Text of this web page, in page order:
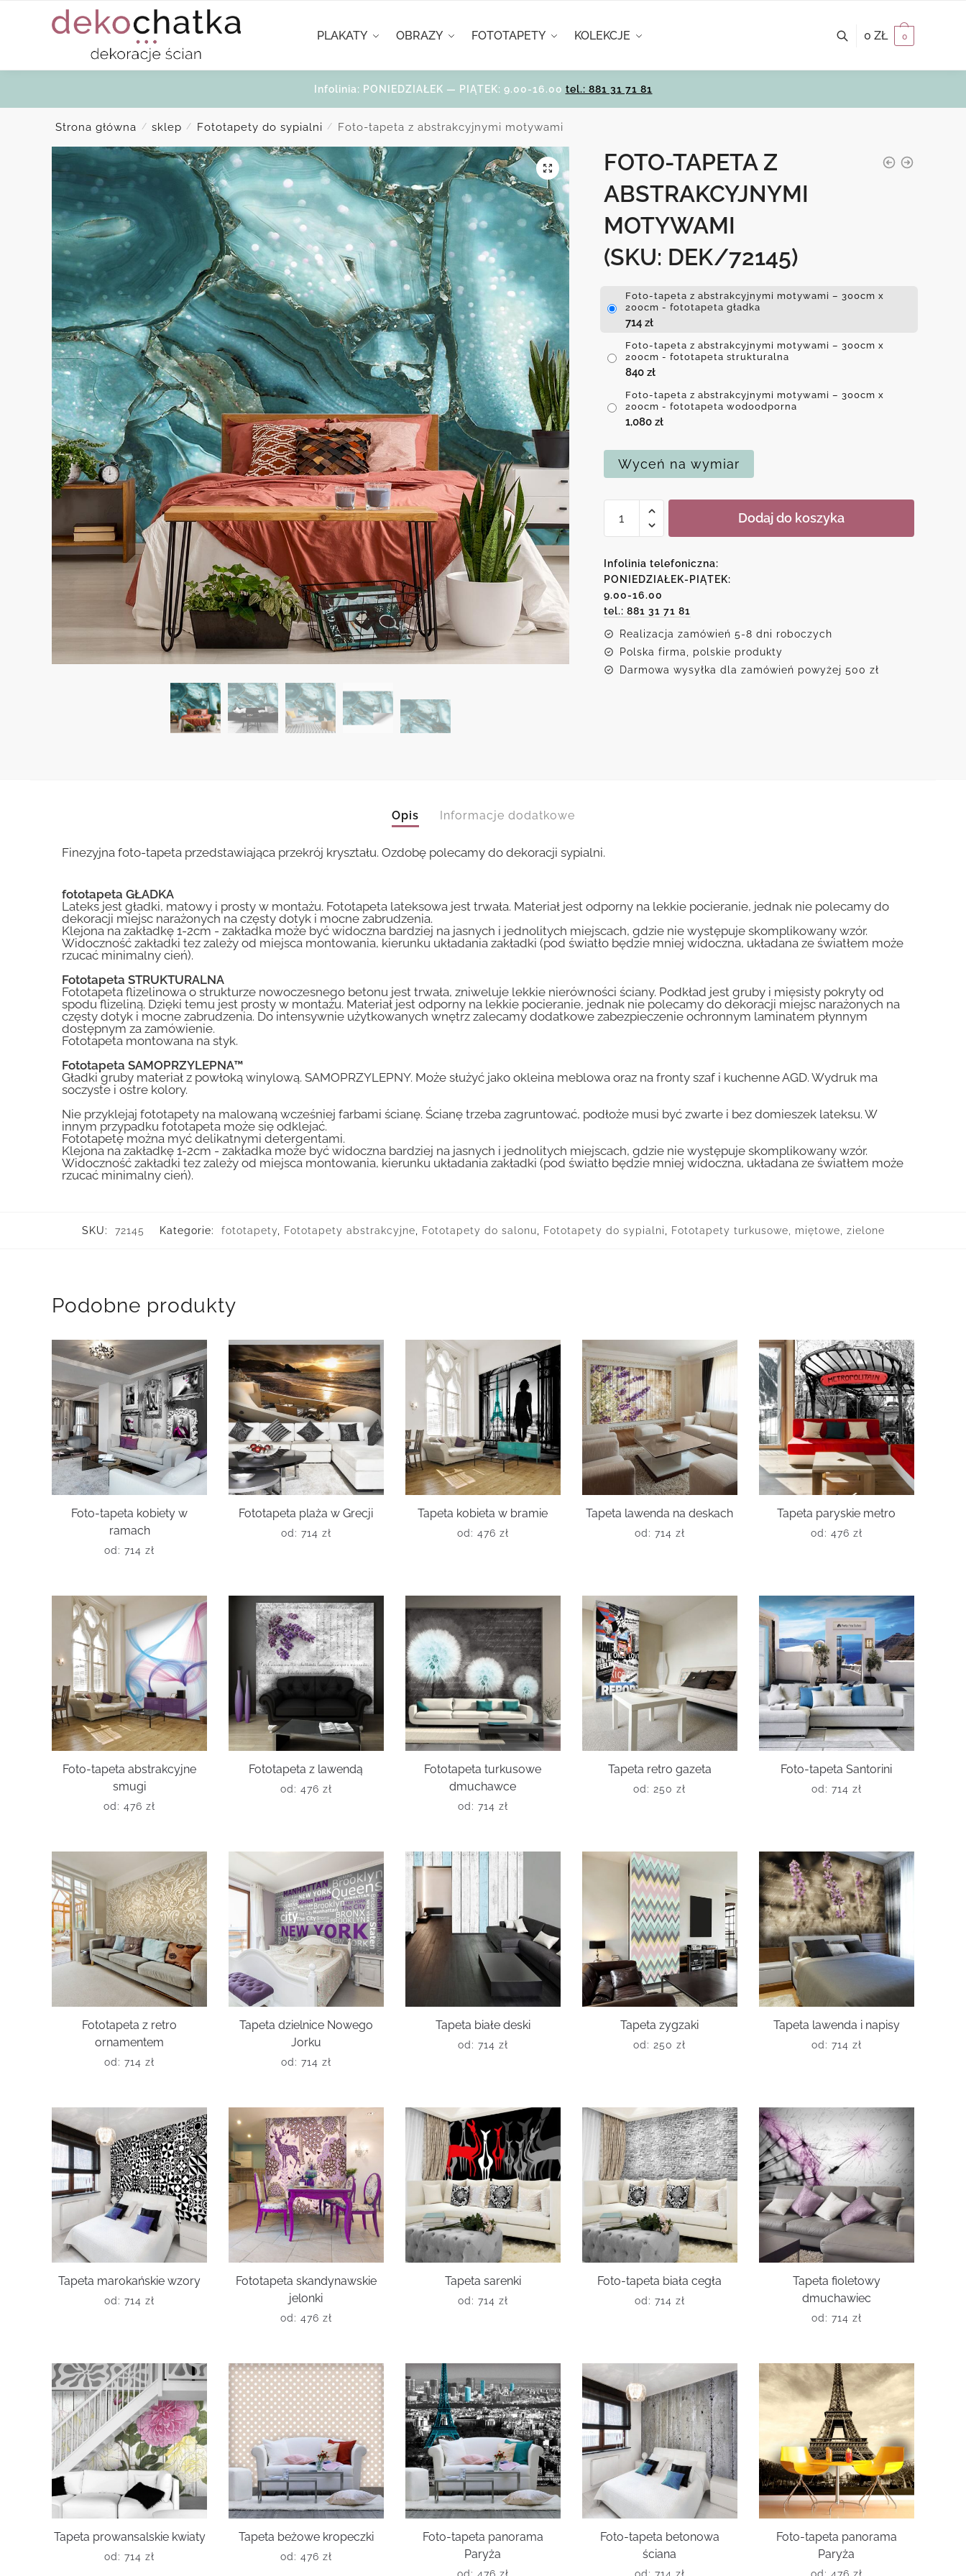
PLAKATY OBRAZY FOTOTAPETY KOLEKCJE 0 ZŁ 0
Infolinia: PONIEDZIAŁEK — PIĄTEK: 9.00-16.00 tel.: 881 31 71 81
Strona główna / sklep / Fototapety do sypialni / Foto-tapeta z abstrakcyjnymi motywami
FOTO-TAPETA Z
ABSTRAKCYJNYMI
MOTYWAMI
(SKU: DEK/72145)
Foto-tapeta z abstrakcyjnymi motywami – 300cm x
200cm - fototapeta gładka
714 zł
Foto-tapeta z abstrakcyjnymi motywami – 300cm x
200cm - fototapeta strukturalna
840 zł
Foto-tapeta z abstrakcyjnymi motywami – 300cm x
200cm - fototapeta wodoodporna
1,080 zł
Wyceń na wymiar
Foto-
z
abstrakcyjnymi
motywami
Dodaj do koszyka
Infolinia telefoniczna:
PONIEDZIAŁEK-PIĄTEK:
9.00-16.00
tel.: 881 31 71 81
Realizacja zamówień 5-8 dni roboczych
Polska firma, polskie produkty
Darmowa wysyłka dla zamówień powyżej 500 zł
Opis Informacje dodatkowe
Finezyjna foto-tapeta przedstawiająca przekrój kryształu. Ozdobę polecamy do dekoracji sypialni.
fototapeta GŁADKA
Lateks jest gładki, matowy i prosty w montażu. Fototapeta lateksowa jest trwała. Materiał jest odporny na lekkie pocieranie, jednak nie polecamy do
dekoracji miejsc narażonych na częsty dotyk i mocne zabrudzenia.
Klejona na zakładkę 1-2cm - zakładka może być widoczna bardziej na jasnych i jednolitych miejscach, gdzie nie występuje skomplikowany wzór.
Widoczność zakładki tez zależy od miejsca montowania, kierunku układania zakładki (pod światło będzie mniej widoczna, układana ze światłem może
rzucać minimalny cień).
Fototapeta STRUKTURALNA
Fototapeta flizelinowa o strukturze nowoczesnego betonu jest trwała, zniweluje lekkie nierówności ściany. Podkład jest gruby i mięsisty pokryty od
spodu flizeliną. Dzięki temu jest prosty w montażu. Materiał jest odporny na lekkie pocieranie, jednak nie polecamy do dekoracji miejsc narażonych na
częsty dotyk i mocne zabrudzenia. Do intensywnie użytkowanych wnętrz zalecamy dodatkowe zabezpieczenie ochronnym laminatem płynnym
dostępnym za zamówienie.
Fototapeta montowana na styk.
Fototapeta SAMOPRZYLEPNA™
Gładki gruby materiał z powłoką winylową. SAMOPRZYLEPNY. Może służyć jako okleina meblowa oraz na fronty szaf i kuchenne AGD. Wydruk ma
soczyste i ostre kolory.
Nie przyklejaj fototapety na malowaną wcześniej farbami ścianę. Ścianę trzeba zagruntować, podłoże musi być zwarte i bez domieszek lateksu. W
innym przypadku fototapeta może się odklejać.
Fototapetę można myć delikatnymi detergentami.
Klejona na zakładkę 1-2cm - zakładka może być widoczna bardziej na jasnych i jednolitych miejscach, gdzie nie występuje skomplikowany wzór.
Widoczność zakładki tez zależy od miejsca montowania, kierunku układania zakładki (pod światło będzie mniej widoczna, układana ze światłem może
rzucać minimalny cień).
SKU: 72145 Kategorie: fototapety, Fototapety abstrakcyjne, Fototapety do salonu, Fototapety do sypialni, Fototapety turkusowe, miętowe, zielone
Podobne produkty
Foto-tapeta kobiety w
ramach
od: 714 zł
Fototapeta plaża w Grecji
od: 714 zł
Tapeta kobieta w bramie
od: 476 zł
Tapeta lawenda na deskach
od: 714 zł
Tapeta paryskie metro
od: 476 zł
Foto-tapeta abstrakcyjne
smugi
od: 476 zł
Fototapeta z lawendą
od: 476 zł
Fototapeta turkusowe
dmuchawce
od: 714 zł
Tapeta retro gazeta
od: 250zł
Foto-tapeta Santorini
od: 714 zł
Fototapeta z retro
ornamentem
od: 714 zł
Tapeta dzielnice Nowego
Jorku
od: 714 zł
Tapeta białe deski
od: 714 zł
Tapeta zygzaki
od: 250zł
Tapeta lawenda i napisy
od: 714 zł
Tapeta marokańskie wzory
od: 714 zł
Fototapeta skandynawskie
jelonki
od: 476 zł
Tapeta sarenki
od: 714 zł
Foto-tapeta biała cegła
od: 714 zł
Tapeta fioletowy
dmuchawiec
od: 714 zł
Tapeta prowansalskie kwiaty
od: 714 zł
Tapeta beżowe kropeczki
od: 476 zł
Foto-tapeta panorama
Paryża
Foto-tapeta betonowa
ściana
Foto-tapeta panorama
Paryża